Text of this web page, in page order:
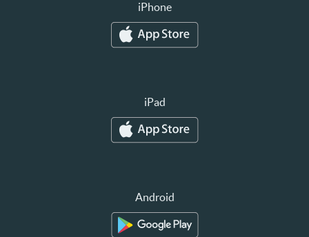
iPhone
iPad
Android